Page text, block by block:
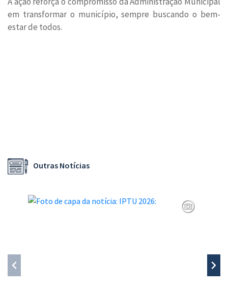
em transformar o município, sempre buscando o bem-
estar de todos.
Outras Notícias